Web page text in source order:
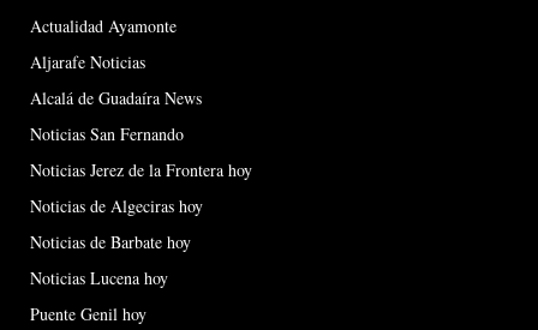
Actualidad Ayamonte
Aljarafe Noticias
Alcalá de Guadaíra News
Noticias San Fernando
Noticias Jerez de la Frontera hoy
Noticias de Algeciras hoy
Noticias de Barbate hoy
Noticias Lucena hoy
Puente Genil hoy